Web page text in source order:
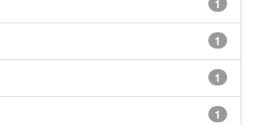
1
1
1
1